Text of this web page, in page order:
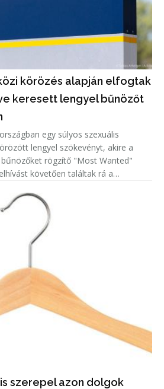
körözés alapján elfogtak
keresett lengyel bűnözőt
egy súlyos szexuális
lengyel szökevényt, akire a
rögzítő "Most Wanted"
követően találtak rá a
szerepel azon dolgok